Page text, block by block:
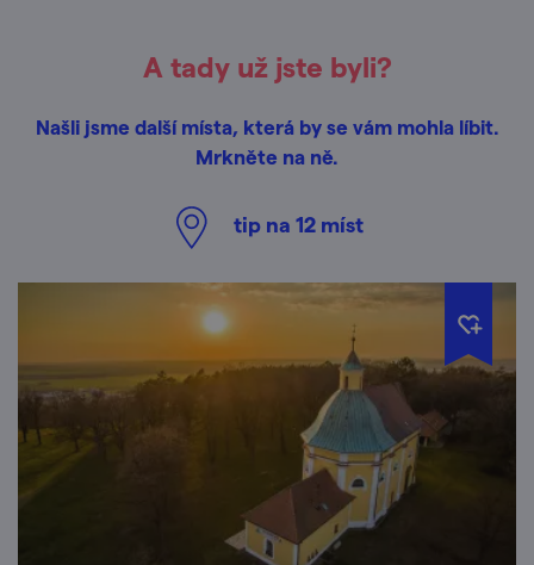
A tady už jste byli?
Našli jsme další místa, která by se vám mohla líbit.
Mrkněte na ně.
tip na 12 míst